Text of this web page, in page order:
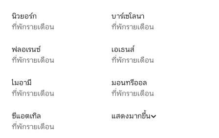
นิวยอร์ก
ที่พักรายเดือน
บาร์เซโลนา
ที่พักรายเดือน
ฟลอเรนซ์
ที่พักรายเดือน
เอเธนส์
ที่พักรายเดือน
ไมอามี
ที่พักรายเดือน
มอนทรีออล
ที่พักรายเดือน
ซีแอตเทิล
ที่พักรายเดือน
แสดงมากขึ้น